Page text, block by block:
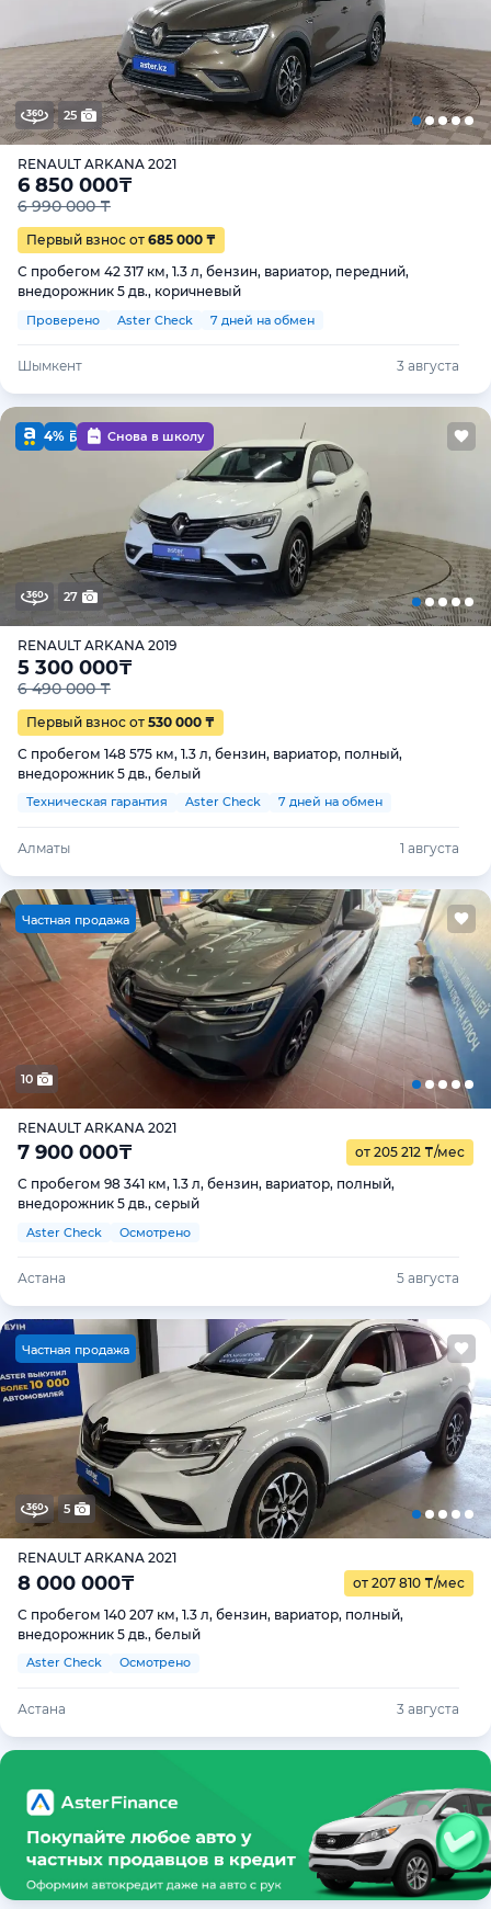
25
RENAULT ARKANA 2021
6 850 000₸
6 990 000 ₸
Первый взнос от 685 000 ₸
С пробегом 42 317 км, 1.3 л, бензин, вариатор, передний,
внедорожник 5 дв., коричневый
Проверено Aster Check 7 дней на обмен
Шымкент 3 августа
4% Снова в школу
27
RENAULT ARKANA 2019
5 300 000₸
6 490 000 ₸
Первый взнос от 530 000 ₸
С пробегом 148 575 км, 1.3 л, бензин, вариатор, полный,
внедорожник 5 дв., белый
Техническая гарантия Aster Check 7 дней на обмен
Алматы 1 августа
Частная продажа
10
RENAULT ARKANA 2021
7 900 000₸ от 205 212 ₸/мес
С пробегом 98 341 км, 1.3 л, бензин, вариатор, полный,
внедорожник 5 дв., серый
Aster Check Осмотрено
Астана 5 августа
Частная продажа
5
RENAULT ARKANA 2021
8 000 000₸ от 207 810 ₸/мес
С пробегом 140 207 км, 1.3 л, бензин, вариатор, полный,
внедорожник 5 дв., белый
Aster Check Осмотрено
Астана 3 августа